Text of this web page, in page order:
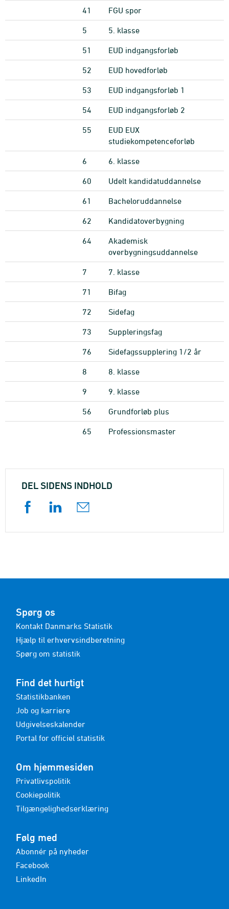
41 FGU spor
5 5. klasse
51 EUD indgangsforløb
52 EUD hovedforløb
53 EUD indgangsforløb 1
54 EUD indgangsforløb 2
55
EUD EUX
studiekompetenceforløb
6 6. klasse
60 Udelt kandidatuddannelse
61 Bacheloruddannelse
62 Kandidatoverbygning
64
Akademisk
overbygningsuddannelse
7 7. klasse
71 Bifag
72 Sidefag
73 Suppleringsfag
76 Sidefagssupplering 1/2 år
8 8. klasse
9 9. klasse
56 Grundforløb plus
65 Professionsmaster
DEL SIDENS INDHOLD
Spørg os
Kontakt Danmarks Statistik
Hjælp til erhvervsindberetning
Spørg om statistik
Find det hurtigt
Statistikbanken
Job og karriere
Udgivelseskalender
Portal for officiel statistik
Om hjemmesiden
Privatlivspolitik
Cookiepolitik
Tilgængelighedserklæring
Følg med
Abonnér på nyheder
Facebook
LinkedIn